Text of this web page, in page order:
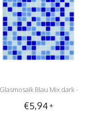
Glasmosaik Blau Mix dark -
33x33cm
€5,94 *